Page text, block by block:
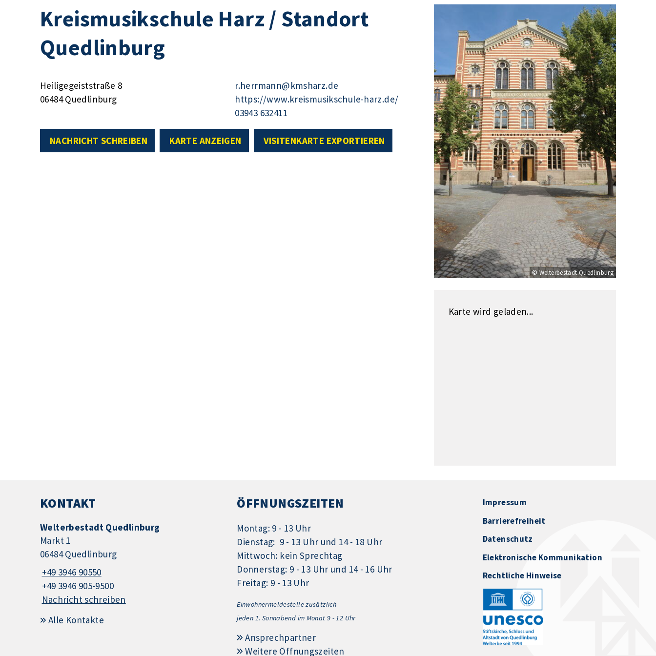
Kreismusikschule Harz / Standort
Quedlinburg
Heiligegeiststraße 8
06484 Quedlinburg
r.herrmann@kmsharz.de
https://www.kreismusikschule-harz.de/
03943 632411
NACHRICHT SCHREIBEN KARTE ANZEIGEN VISITENKARTE EXPORTIEREN
© Welterbestadt Quedlinburg
Karte wird geladen...
KONTAKT
Welterbestadt Quedlinburg
Markt 1
06484 Quedlinburg
+49 3946 90550
+49 3946 905-9500
Nachricht schreiben
Alle Kontakte
ÖFFNUNGSZEITEN
Montag: 9 - 13 Uhr
Dienstag: 9 - 13 Uhr und 14 - 18 Uhr
Mittwoch: kein Sprechtag
Donnerstag: 9 - 13 Uhr und 14 - 16 Uhr
Freitag: 9 - 13 Uhr
Einwohnermeldestelle zusätzlich
jeden 1. Sonnabend im Monat 9 - 12 Uhr
Ansprechpartner
Weitere Öffnungszeiten
Impressum
Barrierefreiheit
Datenschutz
Elektronische Kommunikation
Rechtliche Hinweise